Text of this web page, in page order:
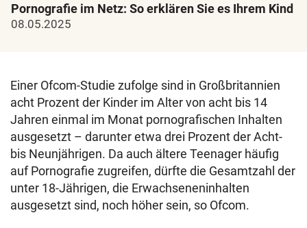
Pornografie im Netz: So erklären Sie es Ihrem Kind
08.05.2025
Einer Ofcom-Studie zufolge sind in Großbritannien
acht Prozent der Kinder im Alter von acht bis 14
Jahren einmal im Monat pornografischen Inhalten
ausgesetzt – darunter etwa drei Prozent der Acht-
bis Neunjährigen. Da auch ältere Teenager häufig
auf Pornografie zugreifen, dürfte die Gesamtzahl der
unter 18-Jährigen, die Erwachseneninhalten
ausgesetzt sind, noch höher sein, so Ofcom.